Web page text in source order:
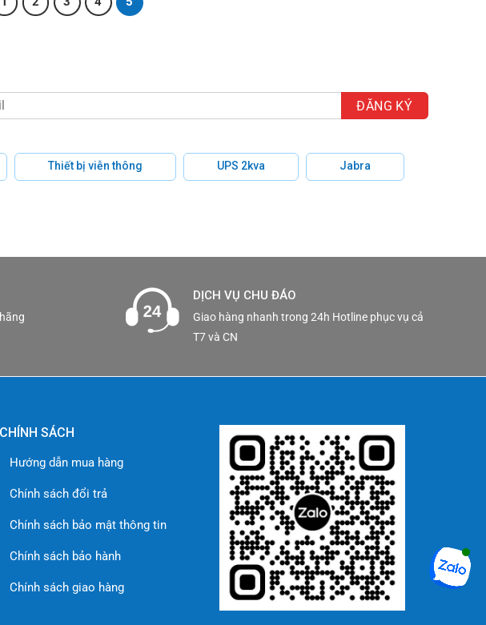
Thiết bị viễn thông UPS 2kva Jabra
DỊCH VỤ CHU ĐÁO
Giao hàng nhanh trong 24h Hotline phục vụ cả
T7 và CN
CHÍNH SÁCH
Hướng dẫn mua hàng
Chính sách đổi trả
Chính sách bảo mật thông tin
Chính sách bảo hành
Chính sách giao hàng